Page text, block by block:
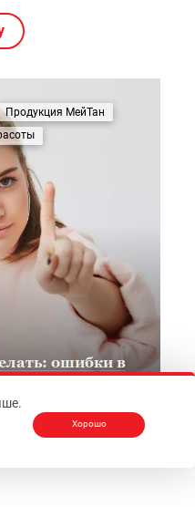
Продукция МейТан
ошибки в
Хорошо